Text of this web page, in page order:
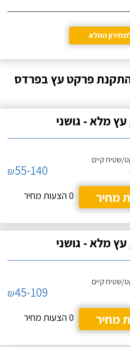
המלא
פרקט עץ בפרדס
מלא - גושני
שטיח קיים
₪55-140
מחיר
0 הצעות מחיר
מלא - גושני
שטיח קיים
₪45-109
מחיר
0 הצעות מחיר